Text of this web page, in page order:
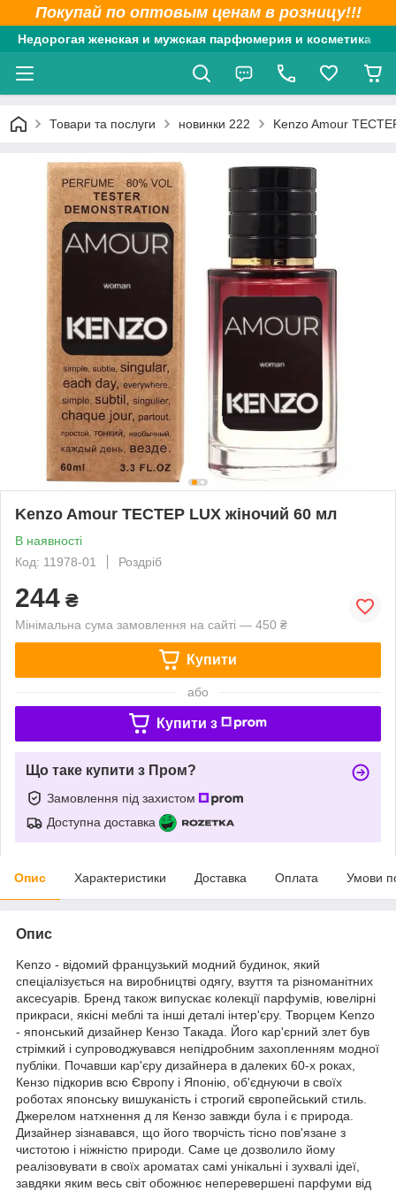
Покупай по оптовым ценам в розницу!!!
Недорогая женская и мужская парфюмерия и косметика
Товари та послуги новинки 222 Kenzo Amour
Kenzo Amour ТЕСТЕР LUX жіночий 60 мл
В наявності
Код: 11978-01
Роздріб
244 ₴
Мінімальна сума замовлення на сайті — 450 ₴
Купити
або
Купити з
Що таке купити з Пром?
Замовлення під захистом
Доступна доставка
Опис Характеристики Доставка Оплата Умови
Опис
Kenzo - відомий французький модний будинок, який
спеціалізується на виробництві одягу, взуття та різноманітних
аксесуарів. Бренд також випускає колекції парфумів, ювелірні
прикраси, якісні меблі та інші деталі інтер'єру. Творцем Kenzo
- японський дизайнер Кензо Такада. Його кар'єрний злет був
стрімкий і супроводжувався непідробним захопленням модної
публіки. Почавши кар'єру дизайнера в далеких 60-х роках,
Кензо підкорив всю Європу і Японію, об'єднуючи в своїх
роботах японську вишуканість і строгий європейський стиль.
Джерелом натхнення д ля Кензо завжди була і є природа.
Дизайнер зізнавався, що його творчість тісно пов'язане з
чистотою і ніжністю природи. Саме це дозволило йому
реалізовувати в своїх ароматах самі унікальні і зухвалі ідеї,
завдяки яким весь світ обожнює неперевершені парфуми від